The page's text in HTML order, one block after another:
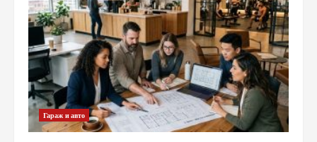
Гараж и авто